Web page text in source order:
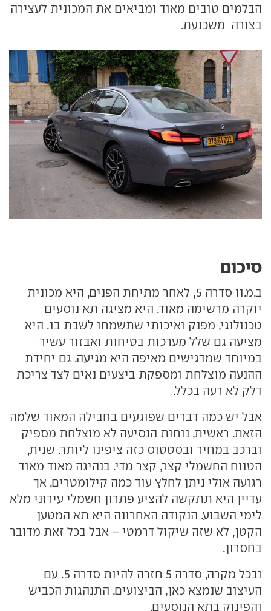
הבלמים טובים מאוד ומביאים את המכונית לעצירה
בצורה משכנעת.
סיכום
ב.מ.וו סדרה 5, לאחר מתיחת הפנים, היא מכונית
יוקרה מרשימה מאוד. היא מציגה תא נוסעים
טכנולוגי, מפנק ואיכותי שתשמחו לשבת בו. היא
מציעה גם שלל מערכות בטיחות ואבזור עשיר
במיוחד שמדגישים מאיפה היא מגיעה. גם יחידת
ההנעה מוצלחת ומספקת ביצעים נאים לצד צריכת
דלק לא רעה בכלל.
אבל יש כמה דברים שפוגעים בחבילה המאוד שלמה
הזאת. ראשית, נוחות הנסיעה לא מוצלחת מספיק
וברכב במחיר ובסטטוס כזה ציפינו ליותר. שנית,
הטווח החשמלי קצר, קצר מדי. בנהיגה מאוד מאוד
רגועה אולי ניתן לחלץ עוד כמה קילומטרים, אך
עדיין היא תתקשה להציע פתרון חשמלי עירוני מלא
לימי השבוע. הנקודה האחרונה היא תא המטען
הקטן, לא שזה שיקול דרמטי – אבל בכל זאת מדובר
בחסרון.
ובכל מקרה, סדרה 5 חזרה להיות סדרה 5. עם
העיצוב שנמצא כאן, הביצועים, התנהגות הכביש
והפינוק בתא הנוסעים.